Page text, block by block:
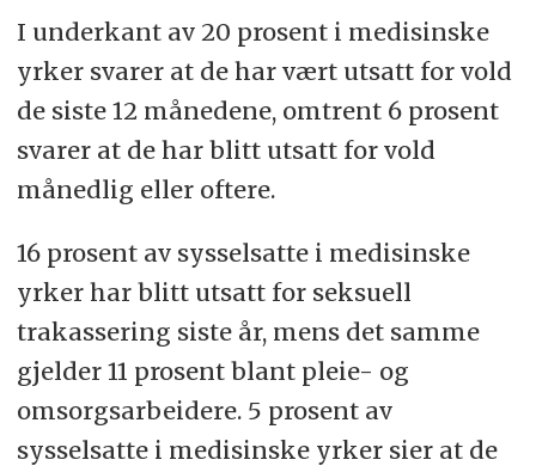
I underkant av 20 prosent i medisinske
yrker svarer at de har vært utsatt for vold
de siste 12 månedene, omtrent 6 prosent
svarer at de har blitt utsatt for vold
månedlig eller oftere.
16 prosent av sysselsatte i medisinske
yrker har blitt utsatt for seksuell
trakassering siste år, mens det samme
gjelder 11 prosent blant pleie- og
omsorgsarbeidere. 5 prosent av
sysselsatte i medisinske yrker sier at de